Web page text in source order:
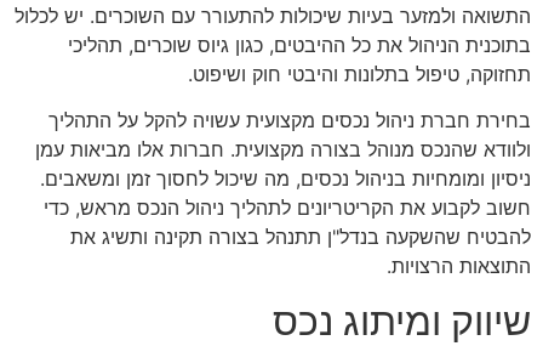
התשואה ולמזער בעיות שיכולות להתעורר עם השוכרים. יש לכלול
בתוכנית הניהול את כל ההיבטים, כגון גיוס שוכרים, תהליכי
תחזוקה, טיפול בתלונות והיבטי חוק ושיפוט.
בחירת חברת ניהול נכסים מקצועית עשויה להקל על התהליך
ולוודא שהנכס מנוהל בצורה מקצועית. חברות אלו מביאות עמן
ניסיון ומומחיות בניהול נכסים, מה שיכול לחסוך זמן ומשאבים.
חשוב לקבוע את הקריטריונים לתהליך ניהול הנכס מראש, כדי
להבטיח שהשקעה בנדל"ן תתנהל בצורה תקינה ותשיג את
התוצאות הרצויות.
שיווק ומיתוג נכס